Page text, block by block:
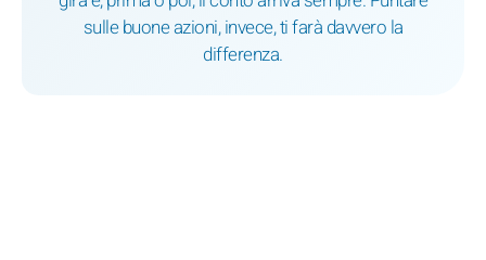
sulle buone azioni, invece, ti farà davvero la
differenza.